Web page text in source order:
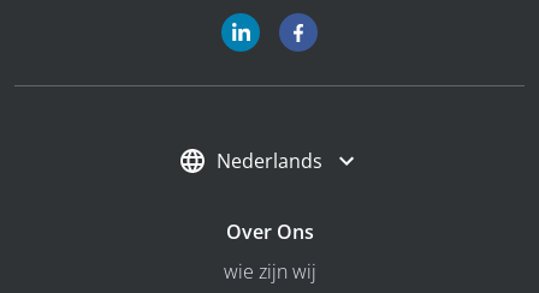
Nederlands
Over Ons
wie zijn wij